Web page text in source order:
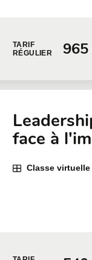
TARIF
RÉGULIER
face à
Classe virtuelle